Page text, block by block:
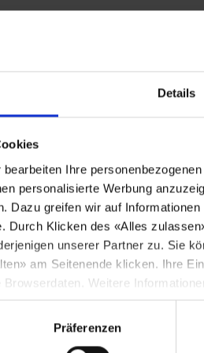
Details
Ihre
personalisierte Werbung
Dazu greifen wir auf
Durch Klicken des «Alles
unserer Partner zu. Sie
am Seitenende klicken. Ihre
Weitere
Präferenzen
Telefonnummer*
Mitteilung*